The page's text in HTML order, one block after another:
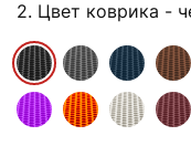
2. Цвет коврика -